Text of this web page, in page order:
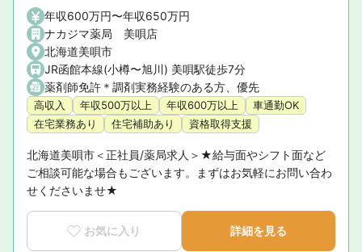
年収600万円〜年収650万円
ナカジマ薬局 美唄店
北海道美唄市
JR函館本線(小樽〜旭川) 美唄駅徒歩7分
薬剤師免許＊調剤実務経験のある方、優先
高収入 年収500万以上 年収600万以上
車通勤OK
在宅業務あり
住宅補助あり 資格取得支援
北海道美唄市＜正社員/薬局求人＞★給与面やシフト面など
ご相談可能な場合もございます。まずはお気軽にお問い合わ
せくださいませ★
お気に入り 詳細を見る